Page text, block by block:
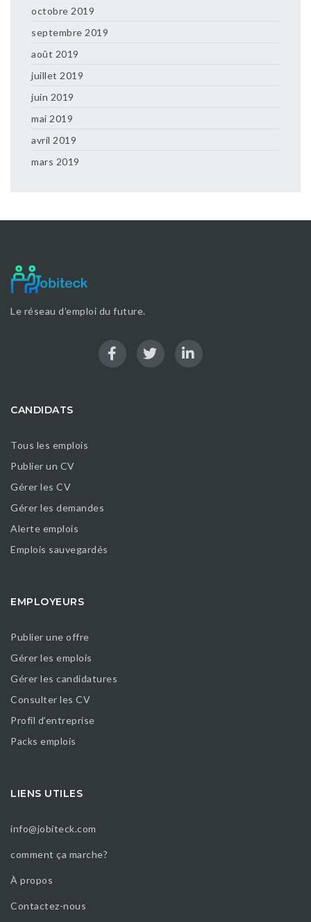
octobre 2019
septembre 2019
août 2019
juillet 2019
juin 2019
mai 2019
avril 2019
mars 2019
Le réseau d’emploi du future.
CANDIDATS
Tous les emplois
Publier un CV
Gérer les CV
Gérer les demandes
Alerte emplois
Emplois sauvegardés
EMPLOYEURS
Publier une offre
Gérer les emplois
Gérer les candidatures
Consulter les CV
Profil d’entreprise
Packs emplois
LIENS UTILES
info@jobiteck.com
comment ça marche?
À propos
Contactez-nous